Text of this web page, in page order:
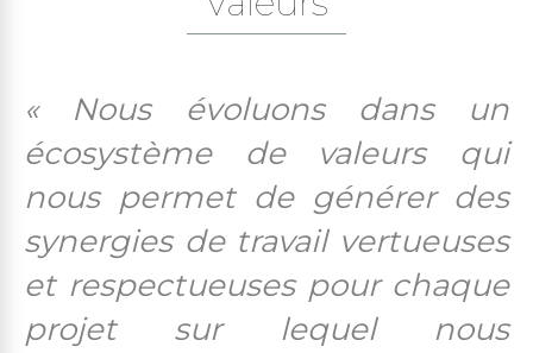
« Nous évoluons dans un
écosystème de valeurs qui
nous permet de générer des
synergies de travail vertueuses
et respectueuses pour chaque
projet sur lequel nous